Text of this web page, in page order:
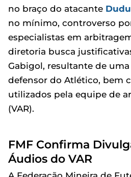
no braço do atacante Dudu
no mínimo, controverso
especialistas em
diretoria busca
Gabigol, resultante de
defensor do Atlético, bem
utilizados pela equipe de
(VAR).
FMF Confirma
Áudios do VAR